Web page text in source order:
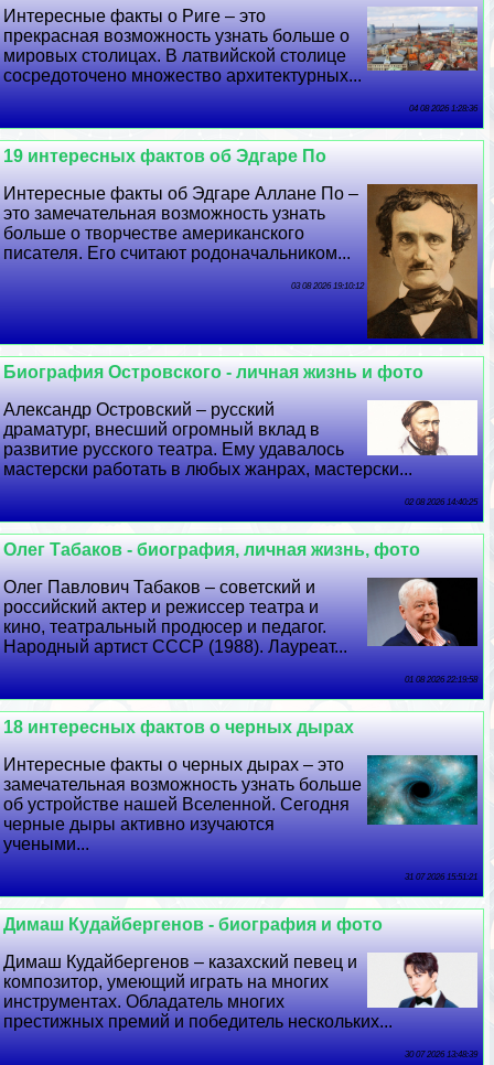
Интересные факты о Риге – это
прекрасная возможность узнать больше о
мировых столицах. В латвийской столице
сосредоточено множество архитектурных...
04 08 2026 1:28:36
19 интересных фактов об Эдгаре По
Интересные факты об Эдгаре Аллане По –
это замечательная возможность узнать
больше о творчестве американского
писателя. Его считают родоначальником...
03 08 2026 19:10:12
Биография Островского - личная жизнь и фото
Александр Островский – русский
драматург, внесший огромный вклад в
развитие русского театра. Ему удавалось
мастерски работать в любых жанрах, мастерски...
02 08 2026 14:40:25
Олег Табаков - биография, личная жизнь, фото
Олег Павлович Табаков – советский и
российский актер и режиссер театра и
кино, театральный продюсер и педагог.
Народный артист СССР (1988). Лауреат...
01 08 2026 22:19:58
18 интересных фактов о черных дырах
Интересные факты о черных дырах – это
замечательная возможность узнать больше
об устройстве нашей Вселенной. Сегодня
черные дыры активно изучаются
учеными...
31 07 2026 15:51:21
Димаш Кудайбергенов - биография и фото
Димаш Кудайбергенов – казахский певец и
композитор, умеющий играть на многих
инструментах. Обладатель многих
престижных премий и победитель нескольких...
30 07 2026 13:48:39